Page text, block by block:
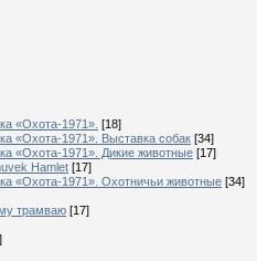
«Охота-1971». [18]
«Охота-1971». Выставка собак [34]
«Охота-1971». Дикие животные [17]
Hamlet [17]
«Охота-1971». Охотничьи животные [34]
трамваю [17]